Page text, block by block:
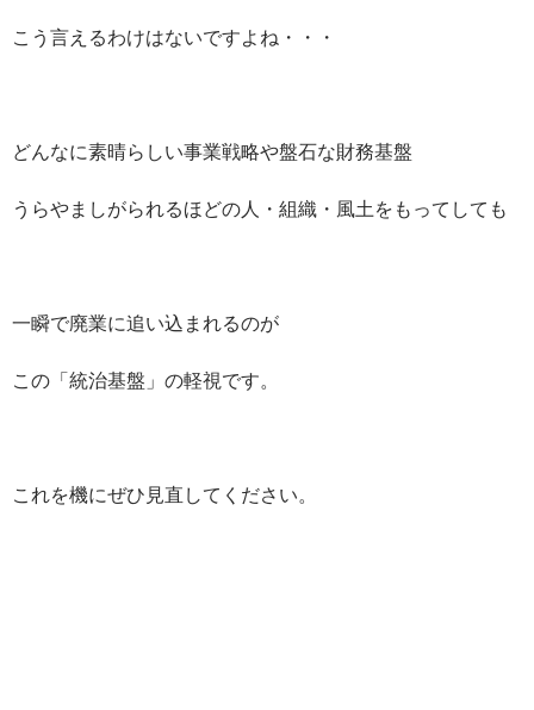
こう言えるわけはないですよね・・・
どんなに素晴らしい事業戦略や盤石な財務基盤
うらやましがられるほどの人・組織・風土をもってしても
一瞬で廃業に追い込まれるのが
この「統治基盤」の軽視です。
これを機にぜひ見直してください。